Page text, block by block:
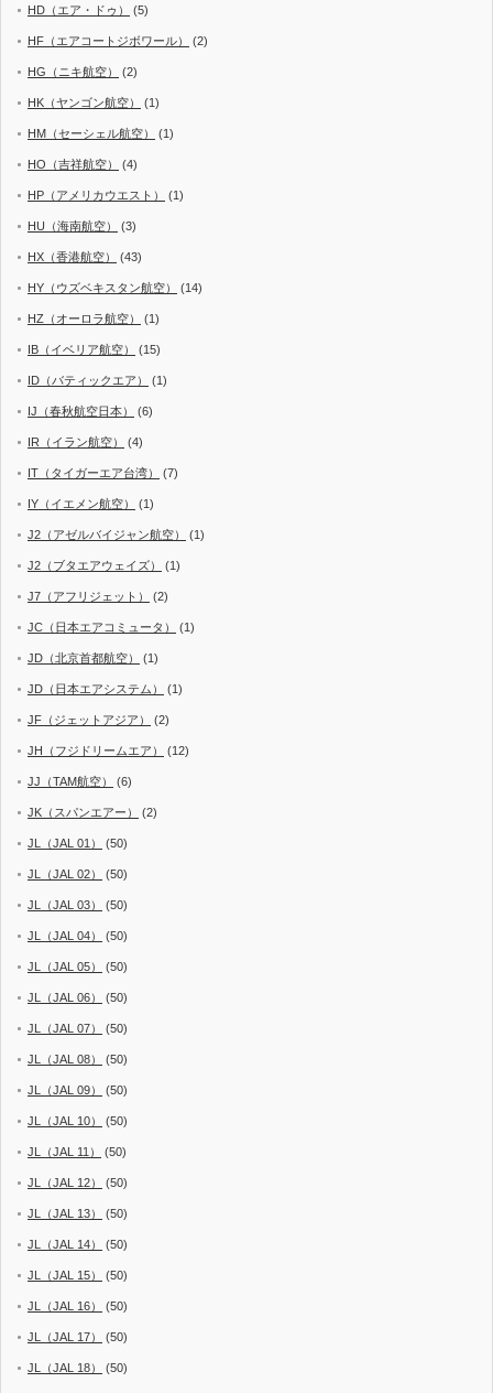
HD（エア・ドゥ） (5)
HF（エアコートジボワール） (2)
HG（ニキ航空） (2)
HK（ヤンゴン航空） (1)
HM（セーシェル航空） (1)
HO（吉祥航空） (4)
HP（アメリカウエスト） (1)
HU（海南航空） (3)
HX（香港航空） (43)
HY（ウズベキスタン航空） (14)
HZ（オーロラ航空） (1)
IB（イベリア航空） (15)
ID（バティックエア） (1)
IJ（春秋航空日本） (6)
IR（イラン航空） (4)
IT（タイガーエア台湾） (7)
IY（イエメン航空） (1)
J2（アゼルバイジャン航空） (1)
J2（ブタエアウェイズ） (1)
J7（アフリジェット） (2)
JC（日本エアコミュータ） (1)
JD（北京首都航空） (1)
JD（日本エアシステム） (1)
JF（ジェットアジア） (2)
JH（フジドリームエア） (12)
JJ（TAM航空） (6)
JK（スパンエアー） (2)
JL（JAL 01） (50)
JL（JAL 02） (50)
JL（JAL 03） (50)
JL（JAL 04） (50)
JL（JAL 05） (50)
JL（JAL 06） (50)
JL（JAL 07） (50)
JL（JAL 08） (50)
JL（JAL 09） (50)
JL（JAL 10） (50)
JL（JAL 11） (50)
JL（JAL 12） (50)
JL（JAL 13） (50)
JL（JAL 14） (50)
JL（JAL 15） (50)
JL（JAL 16） (50)
JL（JAL 17） (50)
JL（JAL 18） (50)